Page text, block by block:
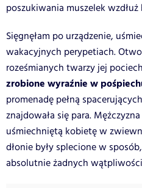
poszukiwania muszelek wzdłuż
Sięgnęłam po urządzenie,
wakacyjnych perypetiach.
roześmianych twarzy jej
zrobione wyraźnie w
promenadę pełną
znajdowała się para.
uśmiechniętą kobietę w
dłonie były splecione w
absolutnie żadnych